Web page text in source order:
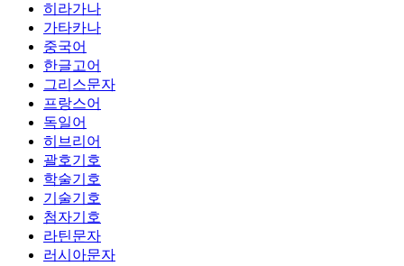
히라가나
가타카나
중국어
한글고어
그리스문자
프랑스어
독일어
히브리어
괄호기호
학술기호
기술기호
첨자기호
라틴문자
러시아문자